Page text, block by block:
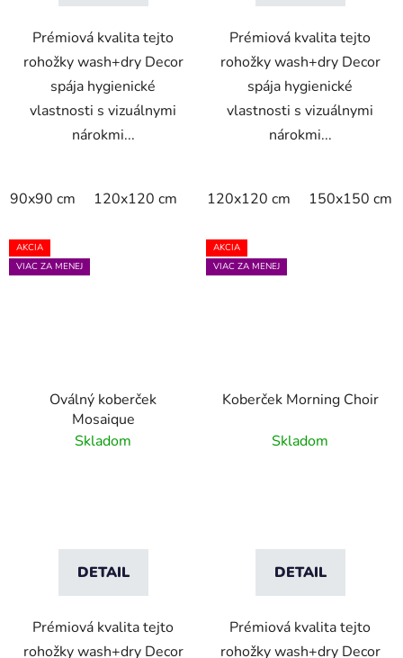
Prémiová kvalita tejto
rohožky wash+dry Decor
spája hygienické
vlastnosti s vizuálnymi
nárokmi...
90x90 cm 120x120 cm
Prémiová kvalita tejto
rohožky wash+dry Decor
spája hygienické
vlastnosti s vizuálnymi
nárokmi...
120x120 cm 150x150 cm
AKCIA
VIAC ZA MENEJ
Oválný koberček
Mosaique
Skladom
DETAIL
Prémiová kvalita tejto
rohožky wash+dry Decor
AKCIA
VIAC ZA MENEJ
Koberček Morning Choir
Skladom
DETAIL
Prémiová kvalita tejto
rohožky wash+dry Decor